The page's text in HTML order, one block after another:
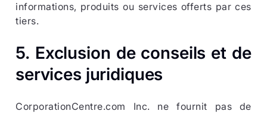
informations, produits ou services offerts par ces
tiers.
5. Exclusion de conseils et de
services juridiques
CorporationCentre.com Inc. ne fournit pas de